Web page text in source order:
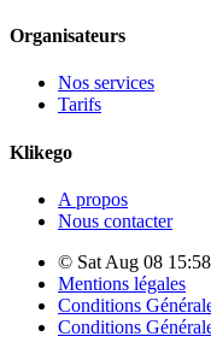
Organisateurs
Nos services
Tarifs
Klikego
A propos
Nous contacter
© Sat Aug 08
Mentions légales
Conditions
Conditions